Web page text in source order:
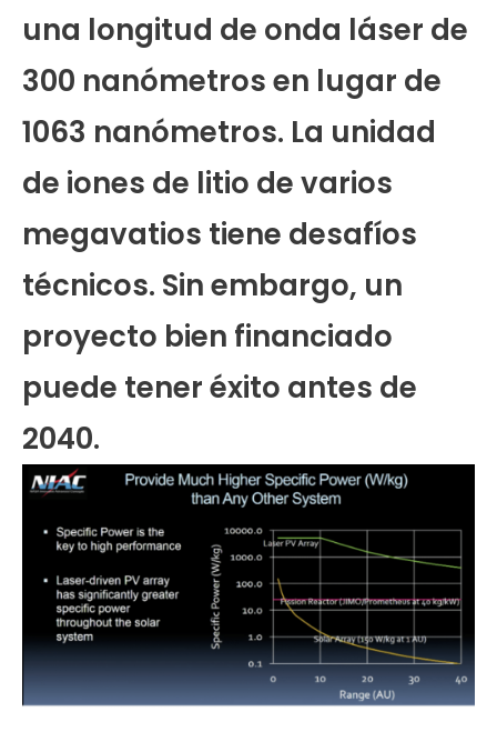
una longitud de onda láser de
300 nanómetros en lugar de
1063 nanómetros. La unidad
de iones de litio de varios
megavatios tiene desafíos
técnicos. Sin embargo, un
proyecto bien financiado
puede tener éxito antes de
2040.